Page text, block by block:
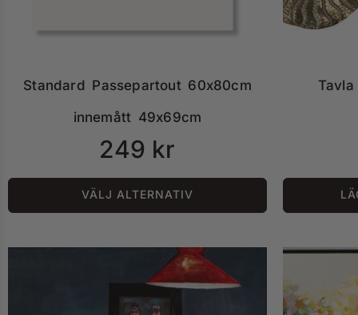
Standard Passepartout 60x80cm
innemått 49x69cm
249 kr
VÄLJ ALTERNATIV